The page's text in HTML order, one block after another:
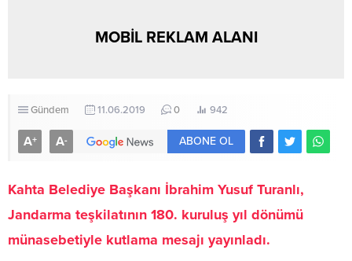
MOBİL REKLAM ALANI
Gündem 11.06.2019 0 942
A+ A- ABONE OL
Kahta Belediye Başkanı İbrahim Yusuf Turanlı,
Jandarma teşkilatının 180. kuruluş yıl dönümü
münasebetiyle kutlama mesajı yayınladı.